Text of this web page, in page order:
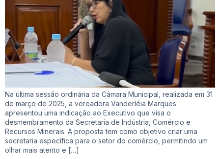
Na última sessão ordinária da Câmara Municipal, realizada em 31
de março de 2025, a vereadora Vanderléia Marques
apresentou uma indicação ao Executivo que visa o
desmembramento da Secretaria de Indústria, Comércio e
Recursos Minerais. A proposta tem como objetivo criar uma
secretaria específica para o setor do comércio, permitindo um
olhar mais atento e […]